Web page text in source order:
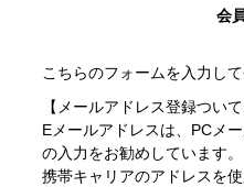
会
こちらのフォームを入力し
【メールアドレス登録ついて
Eメールアドレスは、PCメ
の入力をお勧めしています。
携帯キャリアのアドレスを